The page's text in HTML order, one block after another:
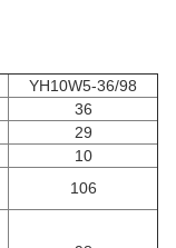
YH10W5-36/98
36
29
10
106